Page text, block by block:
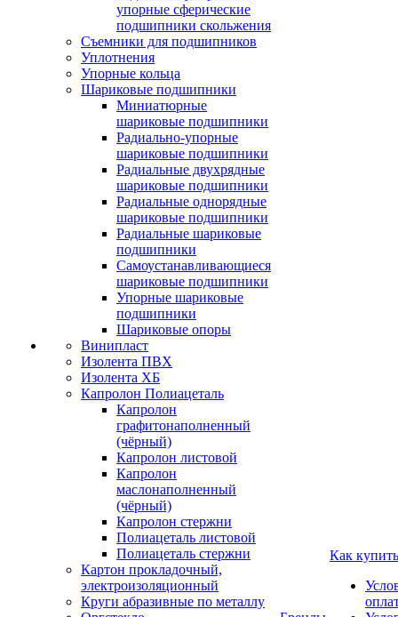
упорные сферические
подшипники скольжения
Съемники для подшипников
Уплотнения
Упорные кольца
Шариковые подшипники
Миниатюрные
шариковые подшипники
Радиально-упорные
шариковые подшипники
Радиальные двухрядные
шариковые подшипники
Радиальные однорядные
шариковые подшипники
Радиальные шариковые
подшипники
Самоустанавливающиеся
шариковые подшипники
Упорные шариковые
подшипники
Шариковые опоры
Винипласт
Изолента ПВХ
Изолента ХБ
Капролон Полиацеталь
Капролон
графитонаполненный
(чёрный)
Капролон листовой
Капролон
маслонаполненный
(чёрный)
Капролон стержни
Полиацеталь листовой
Полиацеталь стержни
Картон прокладочный,
электроизоляционный
Круги абразивные по металлу
Как купить